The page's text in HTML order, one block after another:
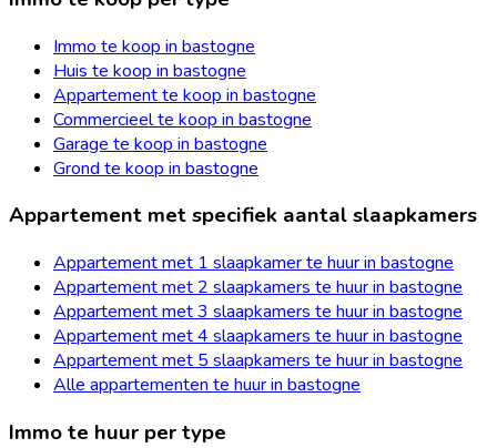
Immo te koop in bastogne
Huis te koop in bastogne
Appartement te koop in bastogne
Commercieel te koop in bastogne
Garage te koop in bastogne
Grond te koop in bastogne
Appartement met specifiek aantal slaapkamers
Appartement met 1 slaapkamer te huur in bastogne
Appartement met 2 slaapkamers te huur in bastogne
Appartement met 3 slaapkamers te huur in bastogne
Appartement met 4 slaapkamers te huur in bastogne
Appartement met 5 slaapkamers te huur in bastogne
Alle appartementen te huur in bastogne
Immo te huur per type